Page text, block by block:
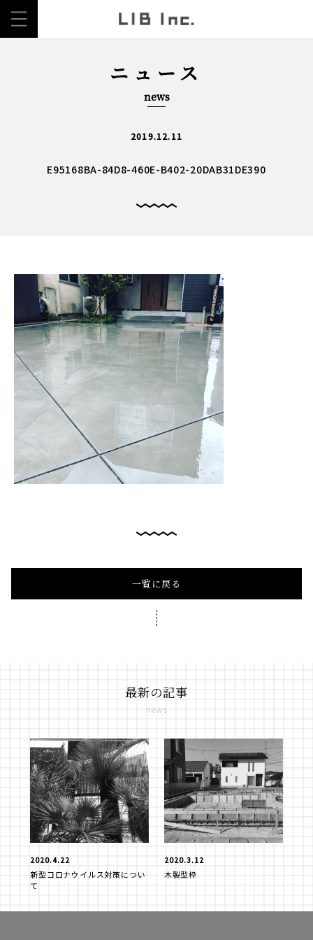
ニュース
news
2019.12.11
E95168BA-84D8-460E-B402-20DAB31DE390
一覧に戻る
最新の記事
news
2020.4.22
新型コロナウイルス対策につい
て
2020.3.12
木製型枠